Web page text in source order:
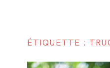
ÉTIQUETTE :